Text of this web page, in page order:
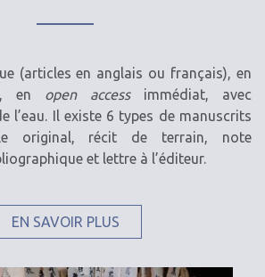
(articles en anglais ou français), en
en open accessimmédiat, avec
l’eau. Il existe 6 types de manuscrits
original, récit de terrain, note
et lettre à l’éditeur.
EN SAVOIR PLUS